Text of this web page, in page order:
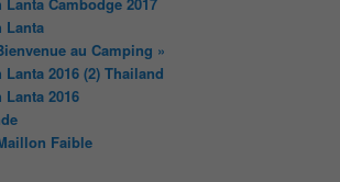
Lanta
au Camping »
2016 (2) Thailand
2016
Faible